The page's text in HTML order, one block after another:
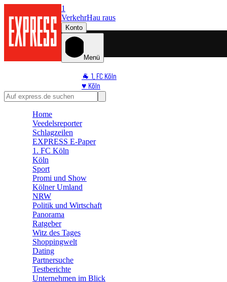
1
VerkehrHau raus
Konto
Menü
🐐 1. FC Köln
♥️ Köln
⭐ Promi
🛒 Shoppingwelt
Home
Veedelsreporter
Schlagzeilen
EXPRESS E-Paper
1. FC Köln
Köln
Sport
Promi und Show
Kölner Umland
NRW
Politik und Wirtschaft
Panorama
Ratgeber
Witz des Tages
Shoppingwelt
Dating
Partnersuche
Testberichte
Unternehmen im Blick